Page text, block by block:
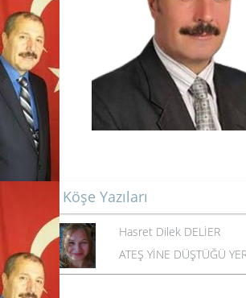
Köşe Yazıları
Hasret Dilek DELİER
ATEŞ YİNE DÜŞTÜĞÜ